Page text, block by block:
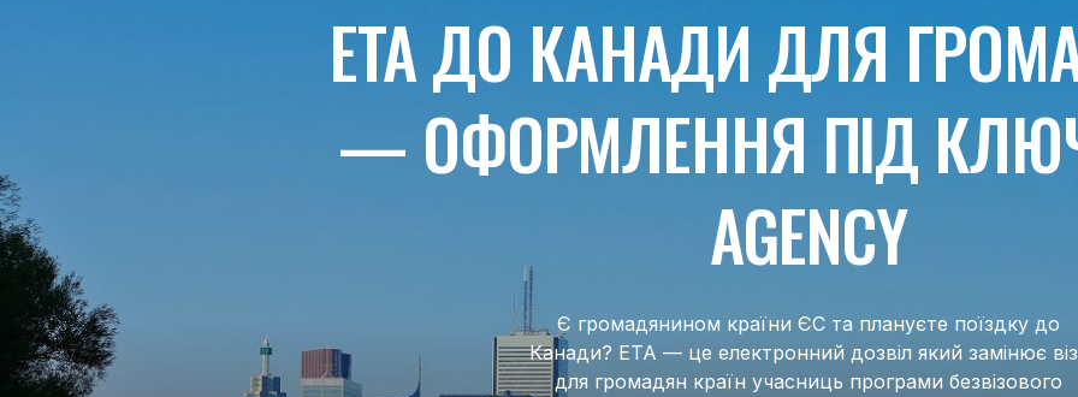
ETA ДО КАНАДИ ДЛЯ
— ОФОРМЛЕННЯ ПІД
AGENCY
Є громадянином країни ЄС та плануєте поїздку до
Канади? ETA — це електронний дозвіл який замінює
для громадян країн учасниць програми безвізового